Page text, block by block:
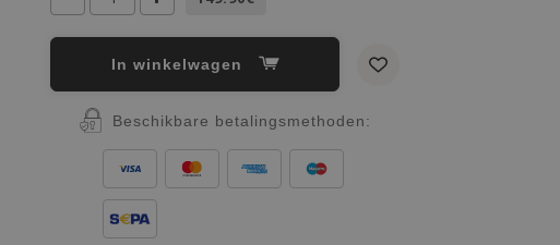
In winkelwagen
Beschikbare betalingsmethoden: